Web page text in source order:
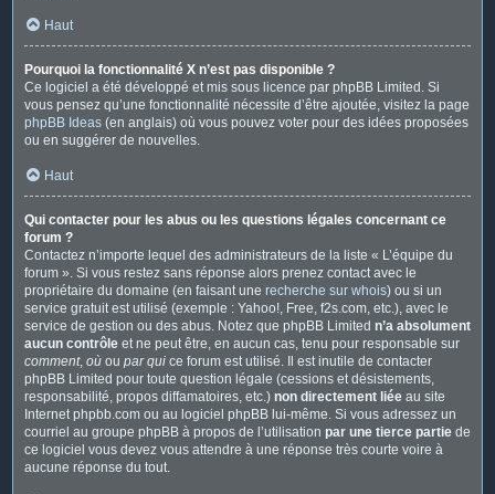
Haut
Pourquoi la fonctionnalité X n’est pas disponible ?
Ce logiciel a été développé et mis sous licence par phpBB Limited. Si
vous pensez qu’une fonctionnalité nécessite d’être ajoutée, visitez la page
phpBB Ideas (en anglais) où vous pouvez voter pour des idées proposées
ou en suggérer de nouvelles.
Haut
Qui contacter pour les abus ou les questions légales concernant ce
forum ?
Contactez n’importe lequel des administrateurs de la liste « L’équipe du
forum ». Si vous restez sans réponse alors prenez contact avec le
propriétaire du domaine (en faisant une recherche sur whois) ou si un
service gratuit est utilisé (exemple : Yahoo!, Free, f2s.com, etc.), avec le
service de gestion ou des abus. Notez que phpBB Limited n’a absolument
aucun contrôle et ne peut être, en aucun cas, tenu pour responsable sur
comment, où ou par qui ce forum est utilisé. Il est inutile de contacter
phpBB Limited pour toute question légale (cessions et désistements,
responsabilité, propos diffamatoires, etc.) non directement liée au site
Internet phpbb.com ou au logiciel phpBB lui-même. Si vous adressez un
courriel au groupe phpBB à propos de l’utilisation par une tierce partie de
ce logiciel vous devez vous attendre à une réponse très courte voire à
aucune réponse du tout.